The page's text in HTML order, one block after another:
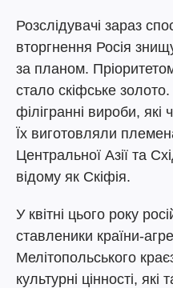
Розслідувачі зараз
вторгнення Росія
за планом.
стало скіфське
філігранні вироби,
Їх виготовляли
Центральної Азії та
відому як Скіфія.
У квітні цього року
ставленики країни-
Мелітопольського
культурні цінності,